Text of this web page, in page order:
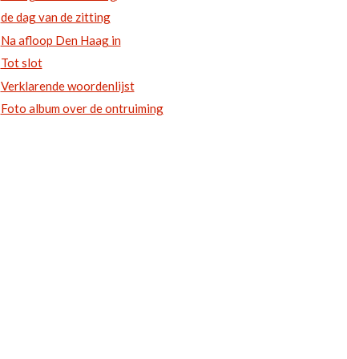
de dag van de zitting
Na afloop Den Haag in
Tot slot
Verklarende woordenlijst
Foto album over de ontruiming